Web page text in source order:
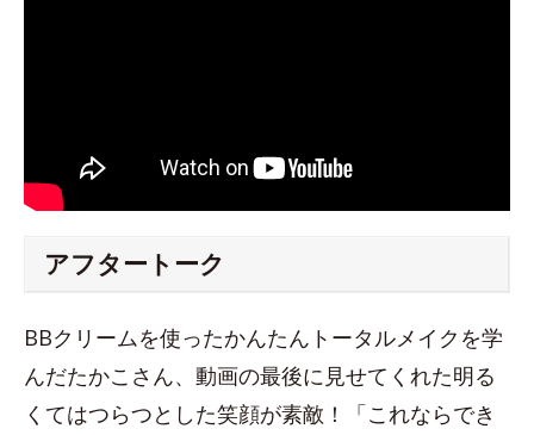
アフタートーク
BBクリームを使ったかんたんトータルメイクを学
んだたかこさん、動画の最後に見せてくれた明る
くてはつらつとした笑顔が素敵！「これならでき